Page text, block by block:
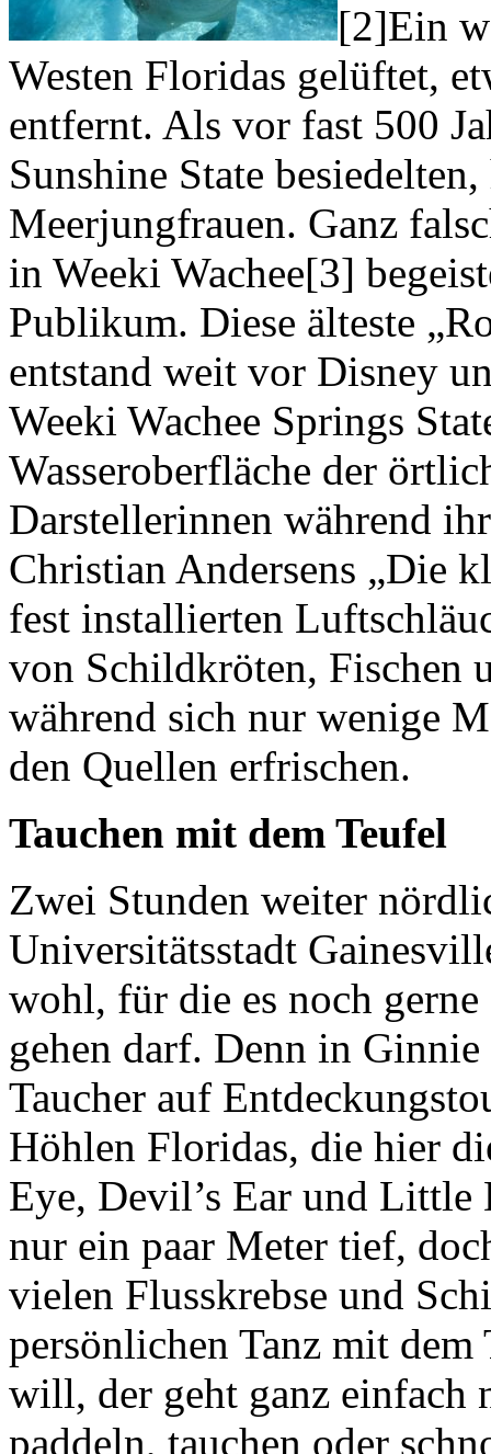
[2]Ein
Westen Floridas gelüftet,
entfernt. Als vor fast 500
Sunshine State
Meerjungfrauen. Ganz
in Weeki Wachee[3]
Publikum. Diese älteste
entstand weit vor Disney
Weeki Wachee Springs
Wasseroberfläche der
Darstellerinnen während
Christian Andersens „Die
fest installierten
von Schildkröten, Fischen
während sich nur wenige
den Quellen erfrischen.
Tauchen mit dem Teufel
Zwei Stunden weiter
Universitätsstadt
wohl, für die es noch gerne
gehen darf. Denn in
Taucher auf
Höhlen Floridas, die hier
Eye, Devil’s Ear und Little
nur ein paar Meter tief,
vielen Flusskrebse und
persönlichen Tanz mit dem
will, der geht ganz einfach
paddeln, tauchen oder